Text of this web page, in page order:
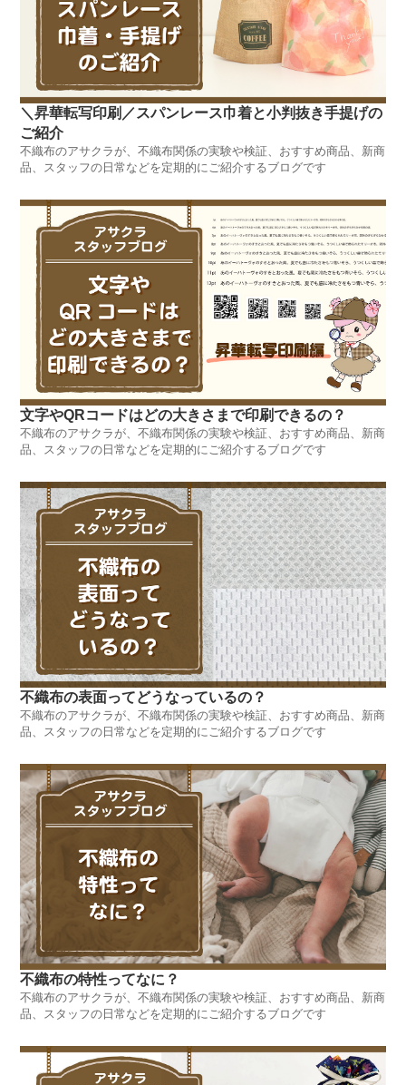
＼昇華転写印刷／スパンレース巾着と小判抜き手提げの
ご紹介
不織布のアサクラが、不織布関係の実験や検証、おすすめ商品、新商
品、スタッフの日常などを定期的にご紹介するブログです
文字やQRコードはどの大きさまで印刷できるの？
不織布のアサクラが、不織布関係の実験や検証、おすすめ商品、新商
品、スタッフの日常などを定期的にご紹介するブログです
不織布の表面ってどうなっているの？
不織布のアサクラが、不織布関係の実験や検証、おすすめ商品、新商
品、スタッフの日常などを定期的にご紹介するブログです
不織布の特性ってなに？
不織布のアサクラが、不織布関係の実験や検証、おすすめ商品、新商
品、スタッフの日常などを定期的にご紹介するブログです